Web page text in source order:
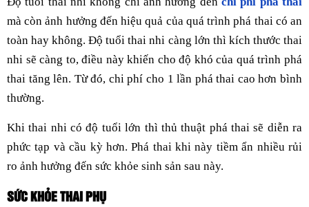
mà còn ảnh hưởng đến hiệu quả của quá trình phá thai có an
toàn hay không. Độ tuổi thai nhi càng lớn thì kích thước thai
nhi sẽ càng to, điều này khiến cho độ khó của quá trình phá
thai tăng lên. Từ đó, chi phí cho 1 lần phá thai cao hơn bình
thường.
Khi thai nhi có độ tuổi lớn thì thủ thuật phá thai sẽ diễn ra
phức tạp và cầu kỳ hơn. Phá thai khi này tiềm ẩn nhiều rủi
ro ảnh hưởng đến sức khỏe sinh sản sau này.
SỨC KHỎE THAI PHỤ